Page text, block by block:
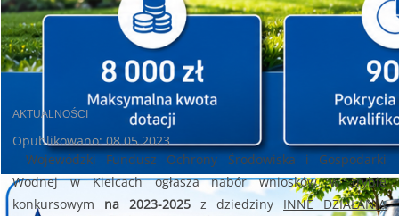
AKTUALNOŚCI
Opublikowano: 08.05.2023
Wojewódzki Fundusz Ochrony Środowiska i Gospodarki
Wodnej w Kielcach ogłasza nabór wniosków w trybie
konkursowym na 2023-2025z dziedziny INNE DZIAŁANIA